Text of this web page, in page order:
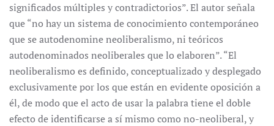
significados múltiples y contradictorios”. El autor señala
que “no hay un sistema de conocimiento contemporáneo
que se autodenomine neoliberalismo, ni teóricos
autodenominados neoliberales que lo elaboren”. “El
neoliberalismo es definido, conceptualizado y desplegado
exclusivamente por los que están en evidente oposición a
él, de modo que el acto de usar la palabra tiene el doble
efecto de identificarse a sí mismo como no-neoliberal, y